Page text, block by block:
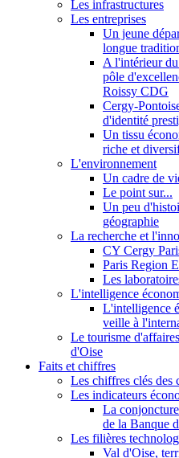
Les infrastructures
Les entreprises
Un jeune
longue
A l'intérieur
pôle
Roissy CDG
Cergy-
d'identité
Un tissu
riche et
L'environnement
Un cadre de
Le point sur...
Un peu
géographie
La recherche et
CY Cergy
Paris Region
Les
L'intelligence
L'intelligence
veille à
Le tourisme
d'Oise
Faits et chiffres
Les chiffres clés des
Les indicateurs
La
de la Banque
Les filières
Val d'Oise,